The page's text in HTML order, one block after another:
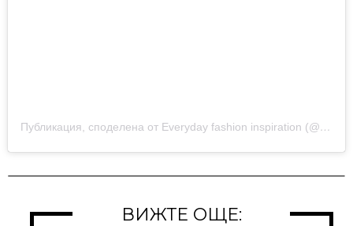
Публикация, споделена от Everyday fashion inspiration (@new.fashion.academy)
ВИЖТЕ ОЩЕ: